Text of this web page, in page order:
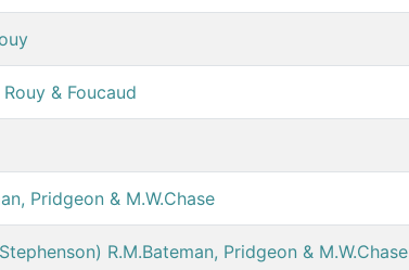
& Foucaud
Pridgeon & M.W.Chase
R.M.Bateman, Pridgeon & M.W.Chase